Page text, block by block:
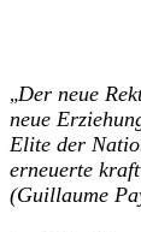
„Der neue
neue
Elite der
erneuerte
(Guillaume